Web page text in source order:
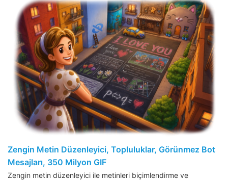
Zengin Metin Düzenleyici, Topluluklar, Görünmez Bot
Mesajları, 350 Milyon GIF
Zengin metin düzenleyici ile metinleri biçimlendirme ve